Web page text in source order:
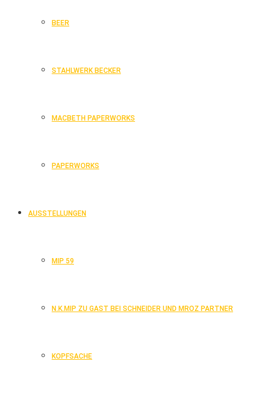
BEER
STAHLWERK BECKER
MACBETH PAPERWORKS
PAPERWORKS
AUSSTELLUNGEN
MIP 59
N.K.MIP ZU GAST BEI SCHNEIDER UND MROZ PARTNER
KOPFSACHE